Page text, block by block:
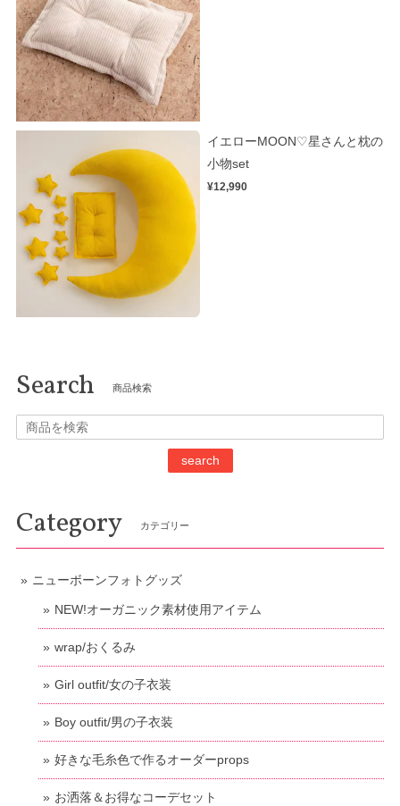
イエローMOON♡星さんと枕の
小物set
¥12,990
Search 商品検索
search
Category カテゴリー
ニューボーンフォトグッズ
NEW!オーガニック素材使用アイテム
wrap/おくるみ
Girl outfit/女の子衣装
Boy outfit/男の子衣装
好きな毛糸色で作るオーダーprops
お洒落＆お得なコーデセット